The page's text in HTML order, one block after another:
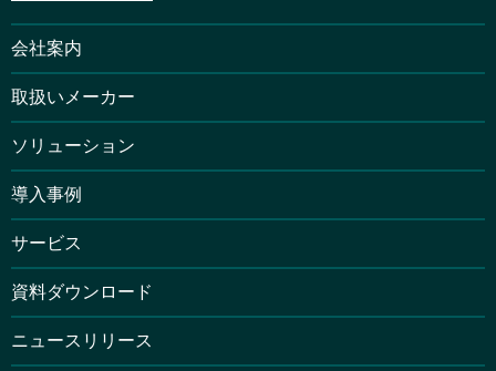
会社案内
取扱いメーカー
ソリューション
導入事例
サービス
資料ダウンロード
ニュースリリース